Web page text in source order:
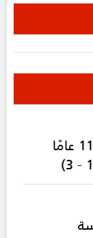
عبد الرحيم علي يكتب: 11 عامًا